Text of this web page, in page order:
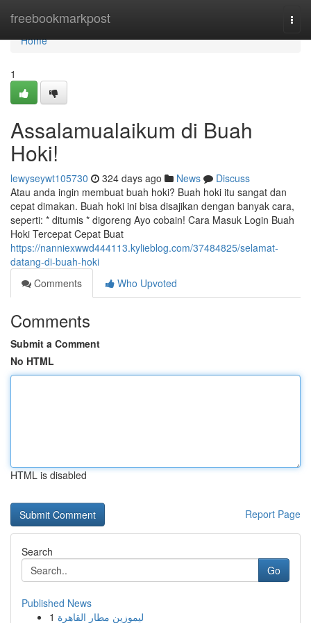
freebookmarkpost
Home
Home
1
Assalamualaikum di Buah
Hoki!
lewyseywt105730 324 days ago News
Discuss
Atau anda ingin membuat buah hoki? Buah hoki itu sangat dan
cepat dimakan. Buah hoki ini bisa disajikan dengan banyak cara,
seperti: * ditumis * digoreng Ayo cobain! Cara Masuk Login Buah
Hoki Tercepat Cepat Buat
https://nanniexwwd444113.kylieblog.com/37484825/selamat-
datang-di-buah-hoki
Comments
Who Upvoted
Comments
Submit a Comment
No HTML
HTML is disabled
Report Page
Search
Go
Published News
1 ليموزين مطار القاهرة